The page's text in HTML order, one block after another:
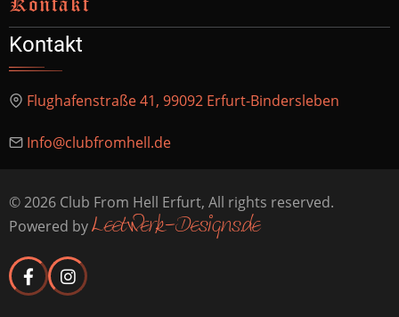
Kontakt
Flughafenstraße 41, 99092 Erfurt-Bindersleben
Info@clubfromhell.de
© 2026 Club From Hell Erfurt, All rights reserved.
Powered byLeetwerk-Designs.de